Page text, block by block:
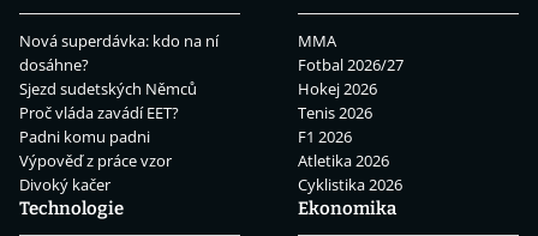
Nová superdávka: kdo na ní
dosáhne?
Sjezd sudetských Němců
Proč vláda zavádí EET?
Padni komu padni
Výpověď z práce vzor
Divoký kačer
MMA
Fotbal 2026/27
Hokej 2026
Tenis 2026
F1 2026
Atletika 2026
Cyklistika 2026
Technologie
Ekonomika